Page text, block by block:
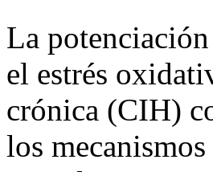
La
el estrés
crónica (CIH)
los